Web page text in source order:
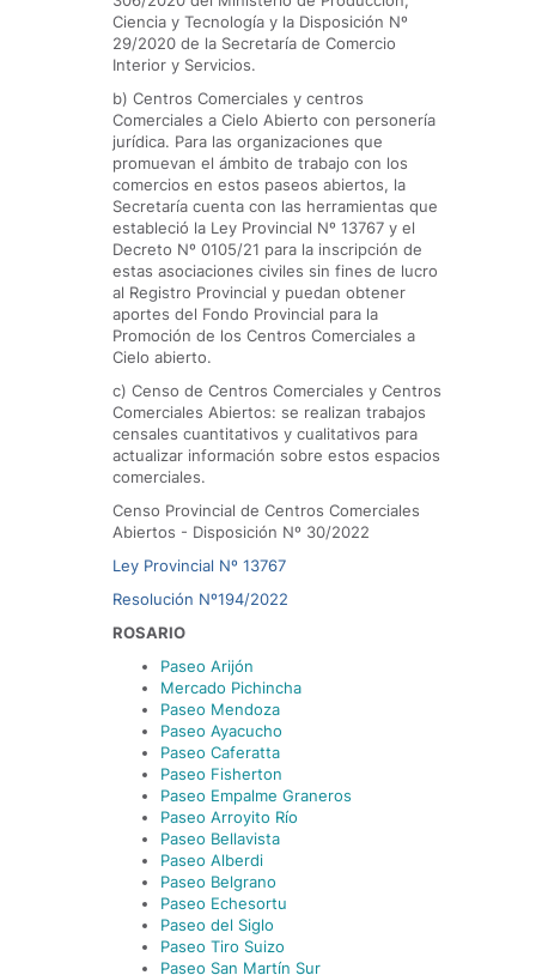
Ciencia y Tecnología y la Disposición Nº
29/2020 de la Secretaría de Comercio
Interior y Servicios.
b) Centros Comerciales y centros
Comerciales a Cielo Abierto con personería
jurídica. Para las organizaciones que
promuevan el ámbito de trabajo con los
comercios en estos paseos abiertos, la
Secretaría cuenta con las herramientas que
estableció la Ley Provincial Nº 13767 y el
Decreto Nº 0105/21 para la inscripción de
estas asociaciones civiles sin fines de lucro
al Registro Provincial y puedan obtener
aportes del Fondo Provincial para la
Promoción de los Centros Comerciales a
Cielo abierto.
c) Censo de Centros Comerciales y Centros
Comerciales Abiertos: se realizan trabajos
censales cuantitativos y cualitativos para
actualizar información sobre estos espacios
comerciales.
Censo Provincial de Centros Comerciales
Abiertos - Disposición Nº 30/2022
Ley Provincial Nº 13767
Resolución Nº194/2022
ROSARIO
Paseo Arijón
Mercado Pichincha
Paseo Mendoza
Paseo Ayacucho
Paseo Caferatta
Paseo Fisherton
Paseo Empalme Graneros
Paseo Arroyito Río
Paseo Bellavista
Paseo Alberdi
Paseo Belgrano
Paseo Echesortu
Paseo del Siglo
Paseo Tiro Suizo
Paseo San Martín Sur